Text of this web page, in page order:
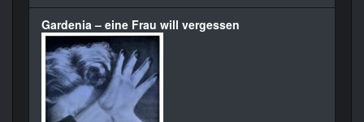
Gardenia – eine Frau will vergessen